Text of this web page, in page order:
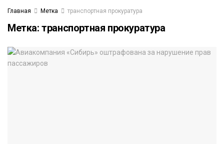
Главная Метка транспортная прокуратура
Метка:транспортная прокуратура